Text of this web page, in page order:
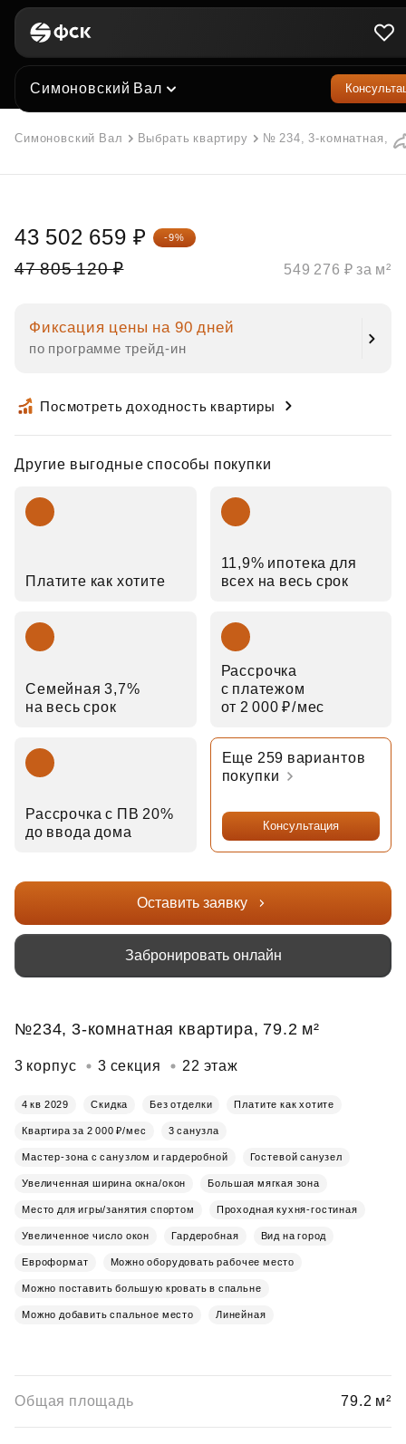
Симоновский Вал
Симоновский Вал Выбрать квартиру № 234, 3-комнатная,
47 805 120 ₽
43 502 659 ₽ -9%
Фиксация цены на 90 дней
по программе трейд‑ин
Посмотреть доходность квартиры
Другие выгодные способы покупки
Платите как хотите
11,9% ипотека для
всех на весь срок
Семейная 3,7%
на весь срок
Рассрочка
с платежом
от 2 000 ₽⁠/⁠мес
Рассрочка с ПВ 20%
до ввода дома
Еще 259 вариантов
покупки
Консультация
549 276 ₽ за м²
Оставить заявку
Забронировать онлайн
№234, 3-комнатная квартира, 79.2 м²
3 корпус 3 секция 22 этаж
4 кв 2029 Скидка Без отделки Платите как хотите
Квартира за 2 000 ₽/мес 3 санузла
Мастер-зона с санузлом и гардеробной Гостевой санузел
Увеличенная ширина окна/окон Большая мягкая зона
Место для игры/занятия спортом Проходная кухня-гостиная
Увеличенное число окон Гардеробная Вид на город
Евроформат Можно оборудовать рабочее место
Можно поставить большую кровать в спальне
Можно добавить спальное место Линейная
Общая площадь 79.2 м²